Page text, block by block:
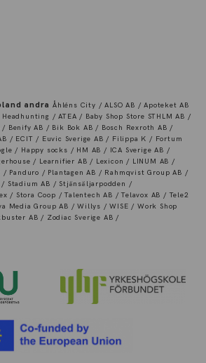
andra Åhléns City / ALSO AB / Apoteket AB
/ ATEA / Baby Shop Store STHLM AB /
Benify AB / Bik Bok AB / Bosch Rexroth AB /
/ ECIT / Euvic Sverige AB / Filippa K / Fortum
/ Happy socks / HM AB / ICA Sverige AB /
/ Learnifier AB / Lexicon / LINUM AB /
Panduro / Plantagen AB / Rahmqvist Group AB /
/ Stadium AB / Stjänsäljarpodden /
/ Stora Coop / Talentech AB / Telavox AB / Tele2
Media Group AB / Willys / WISE / Work Shop
AB / Zodiac Sverige AB /